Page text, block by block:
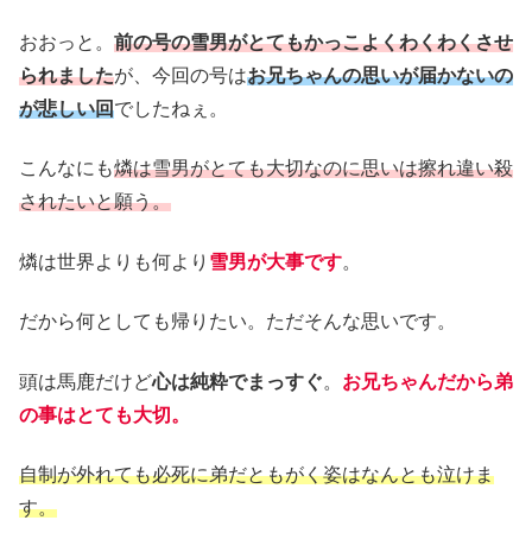
おおっと。 前の号の雪男がとてもかっこよくわくわくさせ
られましたが、今回の号はお兄ちゃんの思いが届かないの
が悲しい回でしたねぇ。
こんなにも燐は雪男がとても大切なのに思いは擦れ違い殺
されたいと願う。
燐は世界よりも何より 雪男が大事です。
だから何としても帰りたい。ただそんな思いです。
頭は馬鹿だけど心は純粋でまっすぐ。 お兄ちゃんだから弟
の事はとても大切。
自制が外れても必死に弟だともがく姿はなんとも泣けま
す。